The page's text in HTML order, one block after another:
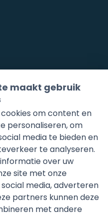
maakt gebruik
om content en
personaliseren, om
media te bieden en
te analyseren.
over uw
site met onze
media, adverteren
partners kunnen deze
met andere